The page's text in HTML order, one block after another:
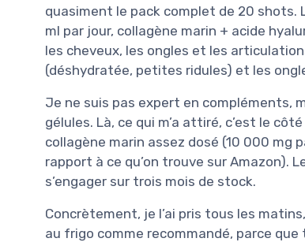
quasiment le pack complet de 20 shots.
ml par jour, collagène marin + acide
les cheveux, les ongles et les
(déshydratée, petites ridules) et les
Je ne suis pas expert en compléments,
gélules. Là, ce qui m’a attiré, c’est le
collagène marin assez dosé (10 000
rapport à ce qu’on trouve sur Amazon).
s’engager sur trois mois de stock.
Concrètement, je l’ai pris tous les
au frigo comme recommandé, parce que